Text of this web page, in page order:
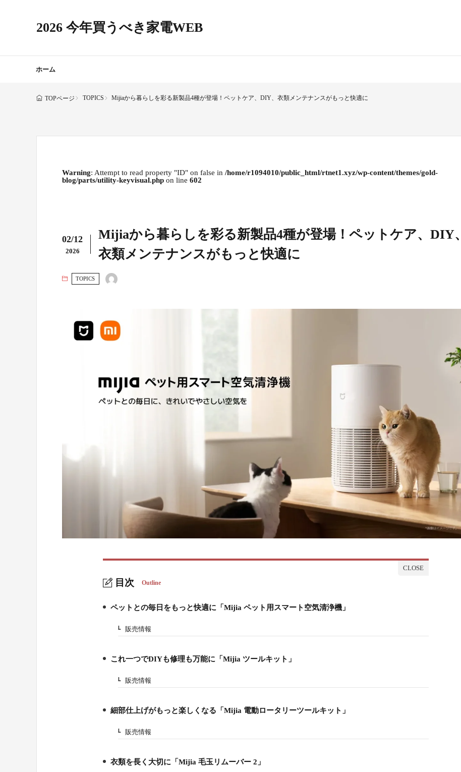
2026 今年買うべき家電WEB
ホーム
TOPページ TOPICS Mijiaから暮らしを彩る新製品4種が登場！ペットケア、DIY、衣類メンテナンスがもっと快適に
Warning: Attempt to read property "ID" on false in /home/r1094010/public_html/rtnet1.xyz/wp-content/themes/gold-
blog/parts/utility-keyvisual.php on line 602
02/12
2026
Mijiaから暮らしを彩る新製品4種が登場！ペットケア、DIY、
衣類メンテナンスがもっと快適に
TOPICS
目次 Outline
ペットとの毎日をもっと快適に「Mijia ペット用スマート空気清浄機」
1-1.販売情報
2.
これ一つでDIYも修理も万能に「Mijia ツールキット」
2-1.販売情報
3.
細部仕上げがもっと楽しくなる「Mijia 電動ロータリーツールキット」
3-1.販売情報
衣類を長く大切に「Mijia 毛玉リムーバー 2」